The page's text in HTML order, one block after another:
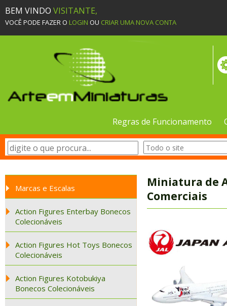
BEM VINDO VISITANTE,
VOCÊ PODE FAZER O LOGIN OU CRIAR UMA NOVA CONTA
Regras de Funcionamento
Marcas e Escalas
Action Figures Enterbay Bonecos
Colecionáveis
Action Figures Hot Toys Bonecos
Colecionáveis
Action Figures Kotobukiya
Bonecos Colecionáveis
Miniatura de
Comerciais